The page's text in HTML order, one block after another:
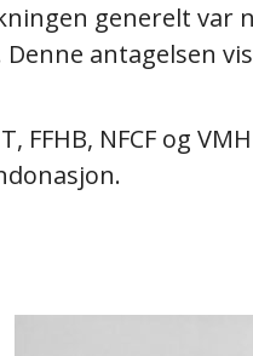
generelt var
antagelsen
FFHB, NFCF og